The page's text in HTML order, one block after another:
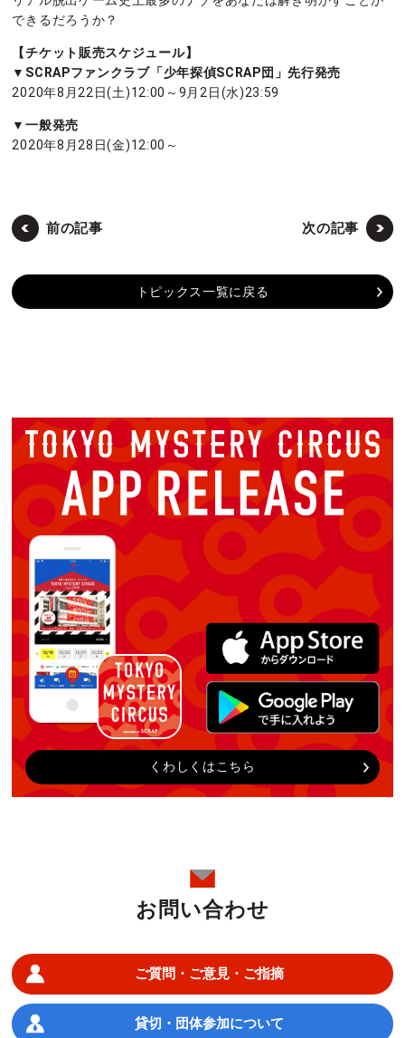
できるだろうか？
【チケット販売スケジュール】
▼SCRAPファンクラブ「少年探偵SCRAP団」先行発売
2020年8月22日(土)12:00～9月2日(水)23:59
▼一般発売
2020年8月28日(金)12:00～
前の記事 次の記事
トピックス一覧に戻る
くわしくはこちら
お問い合わせ
ご質問・ご意見・ご指摘
貸切・団体参加について